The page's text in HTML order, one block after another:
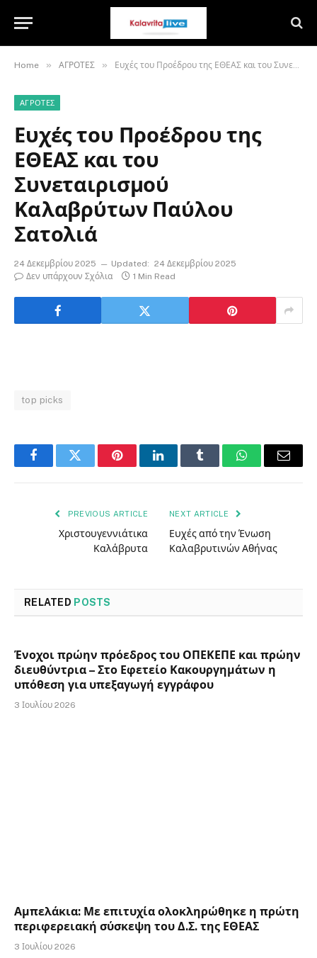
Home » ΑΓΡΟΤΕΣ » Ευχές του Προέδρου της ΕΘΕΑΣ και του Συνεταιρισμού Καλαβρύτων Παύλου Σατολιά
ΑΓΡΟΤΕΣ
Ευχές του Προέδρου της
ΕΘΕΑΣ και του
Συνεταιρισμού
Καλαβρύτων Παύλου
Σατολιά
24 Δεκεμβρίου 2025 Updated: 24 Δεκεμβρίου 2025
Δεν υπάρχουν Σχόλια
1 Min Read
top picks
FacebookTwitter PinterestLinkedInTumblr WhatsAppEmail
PREVIOUS ARTICLE
Χριστουγεννιάτικα
Καλάβρυτα
NEXT ARTICLE
Ευχές από την Ένωση
Καλαβρυτινών Αθήνας
RELATED POSTS
Ένοχοι πρώην πρόεδρος του ΟΠΕΚΕΠΕ και πρώην
διευθύντρια – Στο Εφετείο Κακουργημάτων η
υπόθεση για υπεξαγωγή εγγράφου
3 Ιουλίου 2026
Αμπελάκια: Με επιτυχία ολοκληρώθηκε η πρώτη
περιφερειακή σύσκεψη του Δ.Σ. της ΕΘΕΑΣ
3 Ιουλίου 2026